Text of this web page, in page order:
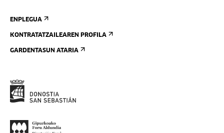
ENPLEGUA
KONTRATATZAILEAREN PROFILA
GARDENTASUN ATARIA